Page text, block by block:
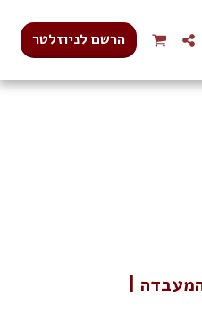
הרשם לניוזלטר
|